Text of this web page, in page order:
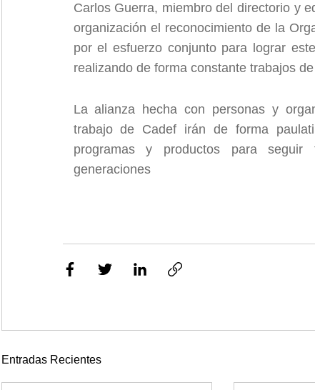
Carlos Guerra, miembro del directorio y
organización el reconocimiento de la
por el esfuerzo conjunto para lograr
realizando de forma constante trabajos
La alianza hecha con personas y
trabajo de Cadef irán de forma
programas y productos para seguir
generaciones
Entradas Recientes